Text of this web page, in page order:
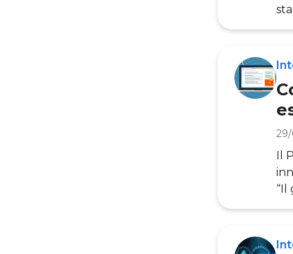
italiano. L’OOH, o Out
Il
“Il